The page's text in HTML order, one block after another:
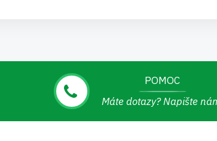
POMOC
Máte dotazy? Napište